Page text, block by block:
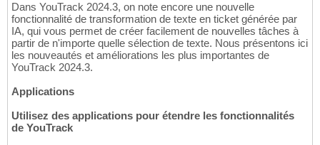
Dans YouTrack 2024.3, on note encore une nouvelle
fonctionnalité de transformation de texte en ticket générée par
IA, qui vous permet de créer facilement de nouvelles tâches à
partir de n'importe quelle sélection de texte. Nous présentons ici
les nouveautés et améliorations les plus importantes de
YouTrack 2024.3.
Applications
Utilisez des applications pour étendre les fonctionnalités
de YouTrack